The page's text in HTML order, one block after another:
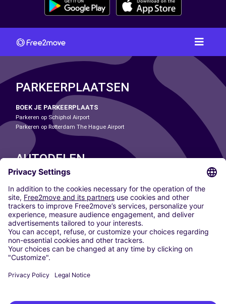
PARKEERPLAATSEN
BOEK JE PARKEERPLAATS
Parkeren op Schiphol Airport
Parkeren op Rotterdam The Hague Airport
AUTODELEN
ONZE STEDEN
Paris
Madrid
Washington DC
Milaan
Rome
Turijn
Wenen
Berlijn
Düsseldorf